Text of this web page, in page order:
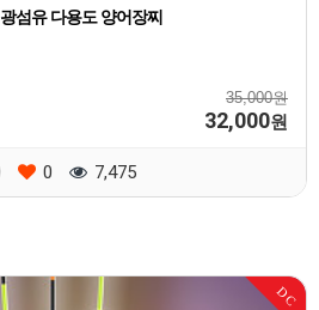
섬유 다용도 양어장찌
35,000원
32,000원
0 7,475
DC